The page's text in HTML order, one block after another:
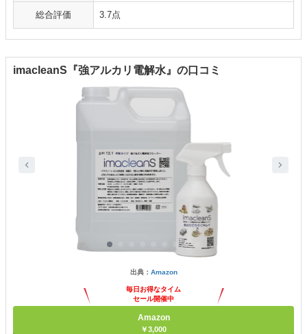
総合評価 3.7点
imacleanS『強アルカリ電解水』の口コミ
出典： Amazon
毎日お得なタイム
セール開催中
Amazon
￥3,000